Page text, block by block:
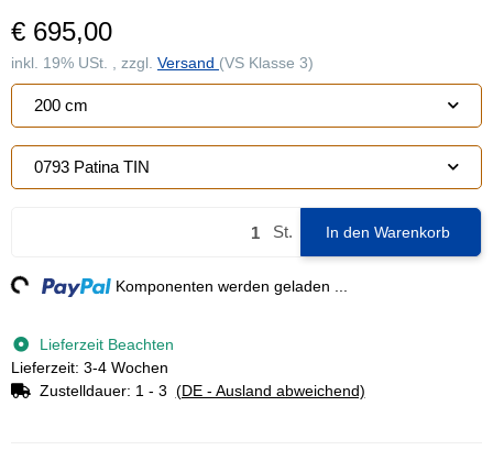
€ 695,00
inkl. 19% USt. , zzgl. Versand (VS Klasse 3)
200 cm
0793 Patina TIN
St. In den Warenkorb
Komponenten werden geladen ...
Lieferzeit Beachten
Lieferzeit: 3-4 Wochen
Zustelldauer: 1 - 3 (DE - Ausland abweichend)